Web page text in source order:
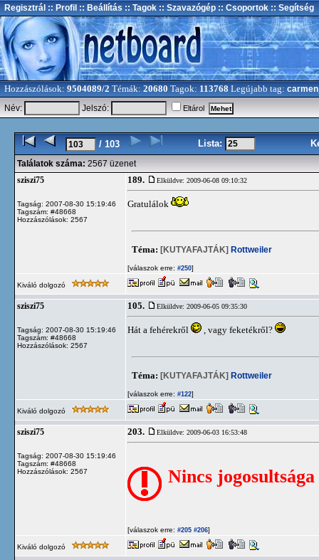
Regisztrál :: Profil :: Beállítás :: Tagok :: Szavazógép :: Csoportok :: Segítség
Hozzászólások: 9504089/2 Témák: 20680 Tagok: 113768 Legújabb tag:
Név:
Jelszó: Eltárol
/ 103 Lista:
Találatok száma: 2567 üzenet
sziszi75
Tagság: 2007-08-30 15:19:46
Tagszám: #48668
Hozzászólások: 2567
189. Elküldve: 2009-06-08 09:10:32
Gratulálok
Téma: [KUTYAFAJTÁK] Rottweiler
[válaszok erre: #250]
Kiváló dolgozó
sziszi75
Tagság: 2007-08-30 15:19:46
Tagszám: #48668
Hozzászólások: 2567
105. Elküldve: 2009-06-05 09:35:30
Hát a fehérekről , vagy feketékről?
Téma: [KUTYAFAJTÁK] Rottweiler
[válaszok erre: #122]
Kiváló dolgozó
sziszi75
Tagság: 2007-08-30 15:19:46
Tagszám: #48668
Hozzászólások: 2567
203. Elküldve: 2009-06-03 16:53:48
Nincs
[válaszok erre: #205 #206]
Kiváló dolgozó